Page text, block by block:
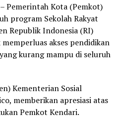
Pemerintah Kota (Pemkot)
program Sekolah Rakyat
Republik Indonesia (RI)
akses pendidikan
kurang mampu di seluruh
Kementerian Sosial
memberikan apresiasi atas
Pemkot Kendari.